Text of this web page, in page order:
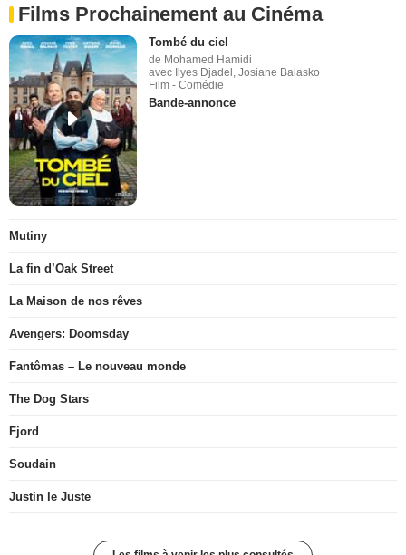
Films Prochainement au Cinéma
Tombé du ciel
de Mohamed Hamidi
avec Ilyes Djadel, Josiane Balasko
Film - Comédie
Bande-annonce
Mutiny
La fin d’Oak Street
La Maison de nos rêves
Avengers: Doomsday
Fantômas – Le nouveau monde
The Dog Stars
Fjord
Soudain
Justin le Juste